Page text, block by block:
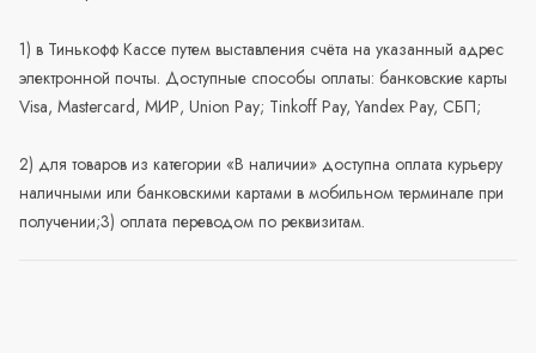
1) в Тинькофф Кассе путем выставления счёта на указанный адрес
электронной почты. Доступные способы оплаты: банковские карты
Visa, Mastercard, МИР, Union Pay; Tinkoff Pay, Yandex Pay, СБП;
2) для товаров из категории «В наличии» доступна оплата курьеру
наличными или банковскими картами в мобильном терминале при
получении;3) оплата переводом по реквизитам.